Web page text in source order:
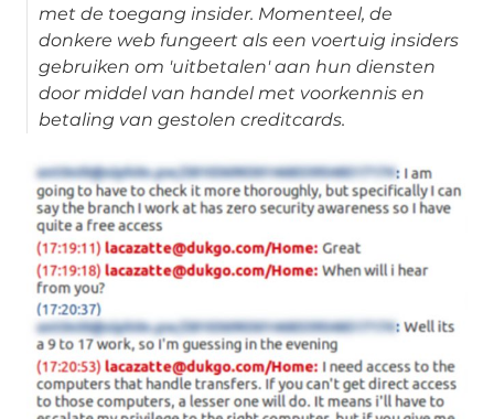
met de toegang insider. Momenteel, de
donkere web fungeert als een voertuig insiders
gebruiken om 'uitbetalen' aan hun diensten
door middel van handel met voorkennis en
betaling van gestolen creditcards.